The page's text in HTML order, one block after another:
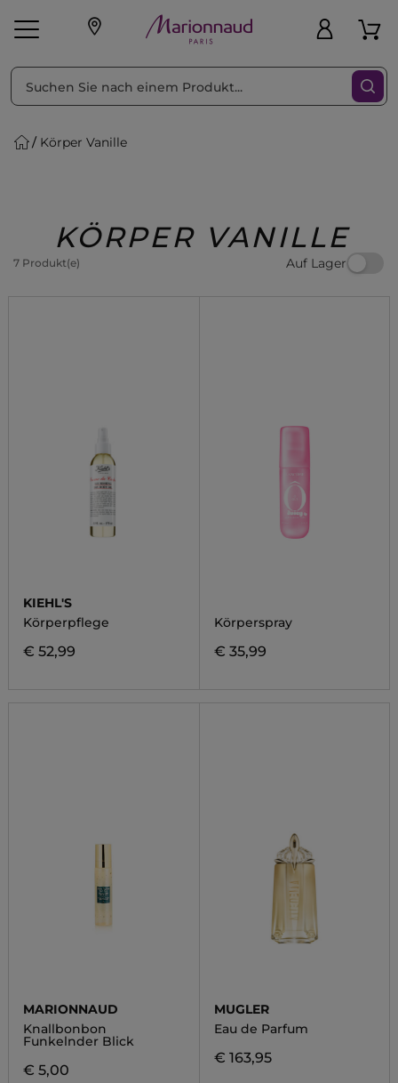
Geschenke
Treueprogramm
Körper Vanille
KÖRPER VANILLE
7 Produkt(e) Auf Lager
sortieren nach Filter
KIEHL'S
Körperpflege
€ 52,99
Körperspray
€ 35,99
MARIONNAUD
Knallbonbon
Funkelnder Blick
€ 5,00
MUGLER
Eau de Parfum
€ 163,95